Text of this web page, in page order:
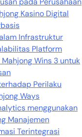
Kasino Digital
Infrastruktur
Platform
Wins 3 untuk
Perilaku
Ways
menggunakan
Manajemen
Terintegrasi